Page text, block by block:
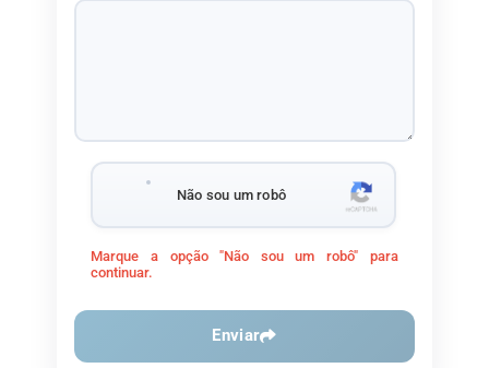
Não sou um robô
Marque a opção "Não sou um robô" para
continuar.
Enviar